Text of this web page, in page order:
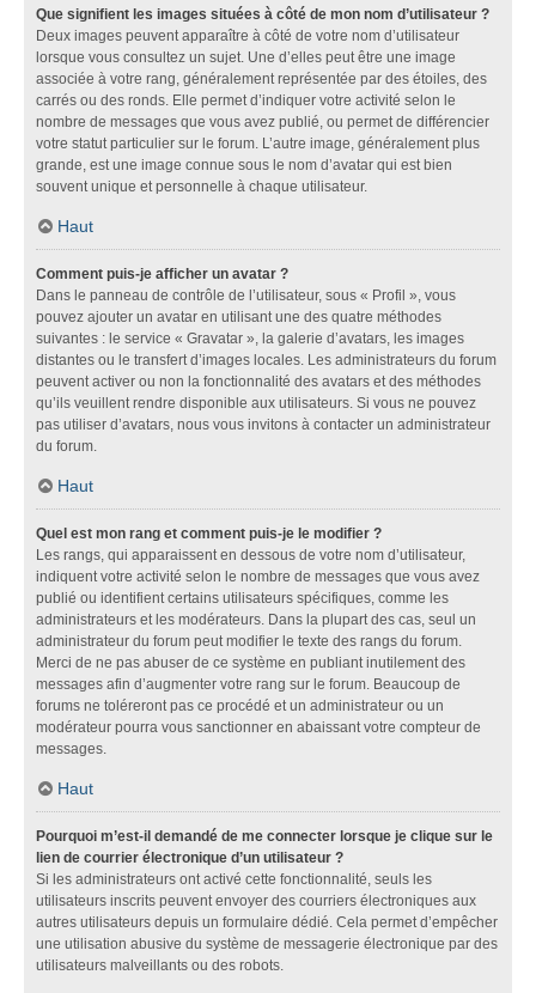
Que signifient les images situées à côté de mon nom d’utilisateur ?
Deux images peuvent apparaître à côté de votre nom d’utilisateur
lorsque vous consultez un sujet. Une d’elles peut être une image
associée à votre rang, généralement représentée par des étoiles, des
carrés ou des ronds. Elle permet d’indiquer votre activité selon le
nombre de messages que vous avez publié, ou permet de différencier
votre statut particulier sur le forum. L’autre image, généralement plus
grande, est une image connue sous le nom d’avatar qui est bien
souvent unique et personnelle à chaque utilisateur.
Haut
Comment puis-je afficher un avatar ?
Dans le panneau de contrôle de l’utilisateur, sous « Profil », vous
pouvez ajouter un avatar en utilisant une des quatre méthodes
suivantes : le service « Gravatar », la galerie d’avatars, les images
distantes ou le transfert d’images locales. Les administrateurs du forum
peuvent activer ou non la fonctionnalité des avatars et des méthodes
qu’ils veuillent rendre disponible aux utilisateurs. Si vous ne pouvez
pas utiliser d’avatars, nous vous invitons à contacter un administrateur
du forum.
Haut
Quel est mon rang et comment puis-je le modifier ?
Les rangs, qui apparaissent en dessous de votre nom d’utilisateur,
indiquent votre activité selon le nombre de messages que vous avez
publié ou identifient certains utilisateurs spécifiques, comme les
administrateurs et les modérateurs. Dans la plupart des cas, seul un
administrateur du forum peut modifier le texte des rangs du forum.
Merci de ne pas abuser de ce système en publiant inutilement des
messages afin d’augmenter votre rang sur le forum. Beaucoup de
forums ne toléreront pas ce procédé et un administrateur ou un
modérateur pourra vous sanctionner en abaissant votre compteur de
messages.
Haut
Pourquoi m’est-il demandé de me connecter lorsque je clique sur le
lien de courrier électronique d’un utilisateur ?
Si les administrateurs ont activé cette fonctionnalité, seuls les
utilisateurs inscrits peuvent envoyer des courriers électroniques aux
autres utilisateurs depuis un formulaire dédié. Cela permet d’empêcher
une utilisation abusive du système de messagerie électronique par des
utilisateurs malveillants ou des robots.